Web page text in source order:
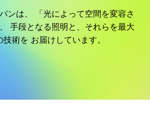
ンは、
「光によって空間を変容さ
手段となる照明と、それらを最大
技術を お届けしています。